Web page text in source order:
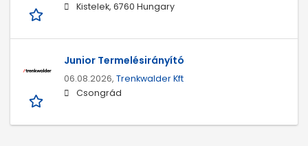
Kistelek, 6760 Hungary
Junior Termelésirányító
06.08.2026, Trenkwalder Kft
Csongrád